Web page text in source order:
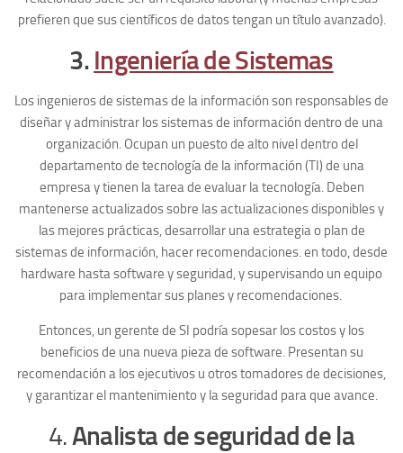
prefieren que sus científicos de datos tengan un título avanzado).
3. Ingeniería de Sistemas
Los ingenieros de sistemas de la información son responsables de
diseñar y administrar los sistemas de información dentro de una
organización. Ocupan un puesto de alto nivel dentro del
departamento de tecnología de la información (TI) de una
empresa y tienen la tarea de evaluar la tecnología. Deben
mantenerse actualizados sobre las actualizaciones disponibles y
las mejores prácticas, desarrollar una estrategia o plan de
sistemas de información, hacer recomendaciones. en todo, desde
hardware hasta software y seguridad, y supervisando un equipo
para implementar sus planes y recomendaciones.
Entonces, un gerente de SI podría sopesar los costos y los
beneficios de una nueva pieza de software. Presentan su
recomendación a los ejecutivos u otros tomadores de decisiones,
y garantizar el mantenimiento y la seguridad para que avance.
4.Analista de seguridad de la